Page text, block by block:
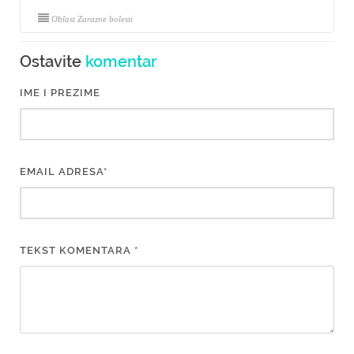
Oblast Zarazne bolesti
Ostavite komentar
IME I PREZIME
EMAIL ADRESA*
TEKST KOMENTARA *